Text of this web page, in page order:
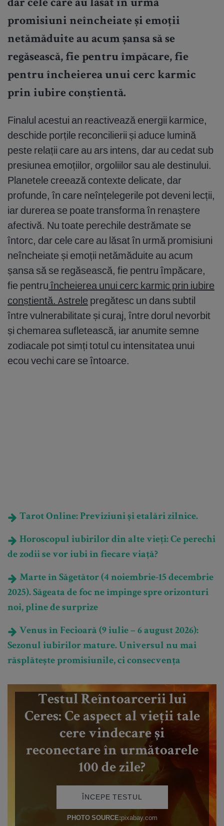
dar cele care au lăsat în urmă
promisiuni neîncheiate și emoții
netămăduite au acum șansa să se
regăsească, fie pentru împăcare, fie
pentru încheierea unui cerc karmic
prin iubire conștientă.
Finalul acestui an reactivează energii karmice,
deschide porțile reconcilierii și aduce lumină
peste relații care au ars intens, dar au cedat sub
presiunea emoțiilor, orgoliilor sau ale destinului.
Planetele creează contexte delicate, dar
profunde, în care neînțelegerile pot deveni lecții,
iar durerea se poate transforma în renaștere
afectivă. Nu toate perechile destrămate se
întorc, dar cele care au lăsat în urmă promisiuni
neîncheiate și emoții netămăduite au acum
șansa să se regăsească, fie pentru împăcare,
fie pentru încheierea unui cerc karmic prin iubire
conștientă. Astrele pregătesc un dans subtil
între vulnerabilitate și curaj, între dorul nevorbit
și chemarea sufletească, iar anumite semne
zodiacale pot simți totul cu intensitatea unui
ecou vechi care se întoarce.
Tarot Online: Previziuni și etalări zilnice.
Horoscopul iubirilor din alte vieți: Ce perechi
de zodii se vor iubi în fiecare viață?
Marte în Săgetător (4 noiembrie-15 decembrie
2025). Săgeata de foc ne împinge spre orizonturi
noi, pline de surprize
Venus în Fecioară (9 iulie – 6 august 2026):
Sezonul iubirilor mature. Universul nu mai
răsplătește promisiunile, ci consecvența